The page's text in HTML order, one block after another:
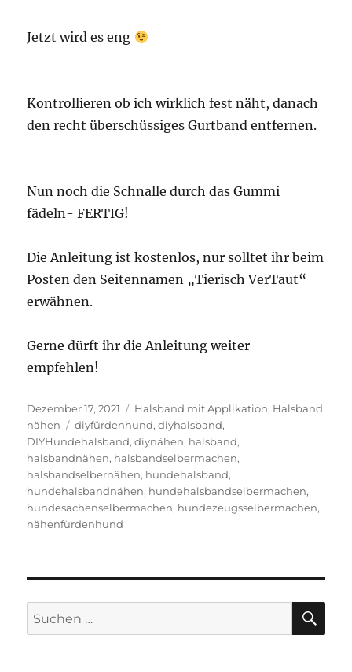
Jetzt wird es eng
Kontrollieren ob ich wirklich fest näht, danach
den recht überschüssiges Gurtband entfernen.
Nun noch die Schnalle durch das Gummi
fädeln- FERTIG!
Die Anleitung ist kostenlos, nur solltet ihr beim
Posten den Seitennamen „Tierisch VerTaut“
erwähnen.
Gerne dürft ihr die Anleitung weiter
empfehlen!
Veröffentlicht
am
Dezember 17, 2021 Kategorien
Halsband mit Applikation, Halsband
nähen
Schlagwörter
diyfürdenhund,diyhalsband,
DIYHundehalsband,diynähen, halsband,
halsbandnähen, halsbandselbermachen,
halsbandselbernähen, hundehalsband,
hundehalsbandnähen, hundehalsbandselbermachen,
hundesachenselbermachen, hundezeugsselbermachen,
nähenfürdenhund
Suchen
nach: